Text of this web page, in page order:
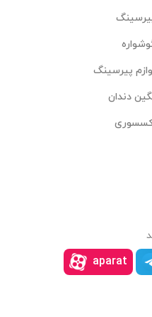
پیرسینگ
دندان
aparat